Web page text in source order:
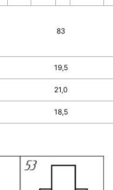
83
19,5
21,0
18,5